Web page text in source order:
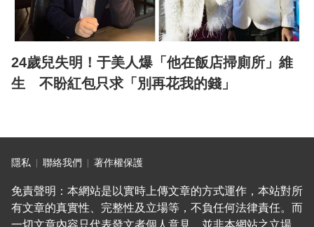
24歲兒失明！于美人爆「他在飯店掃廁所」維
生 不盼紅包只求「別再花我的錢」
隱私 聯絡我們 著作權保護
免責聲明：本網站是以實時上傳文章的方式運作，本站對所
有文章的真實性、完整性及立場等，不負任何法律責任。而
一切文章內容只代表發文者個人意見，並非本網站之立場，